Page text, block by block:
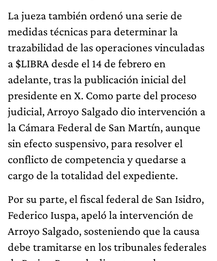
La jueza también ordenó una serie de
medidas técnicas para determinar la
trazabilidad de las operaciones vinculadas
a $LIBRA desde el 14 de febrero en
adelante, tras la publicación inicial del
presidente en X. Como parte del proceso
judicial, Arroyo Salgado dio intervención a
la Cámara Federal de San Martín, aunque
sin efecto suspensivo, para resolver el
conflicto de competencia y quedarse a
cargo de la totalidad del expediente.
Por su parte, el fiscal federal de San Isidro,
Federico Iuspa, apeló la intervención de
Arroyo Salgado, sosteniendo que la causa
debe tramitarse en los tribunales federales